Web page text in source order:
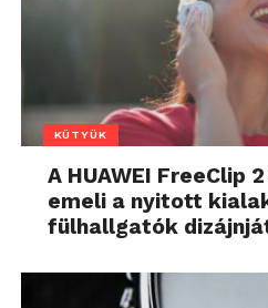
KÜTYÜK
A HUAWEI FreeClip
emeli a nyitott
fülhallgatók